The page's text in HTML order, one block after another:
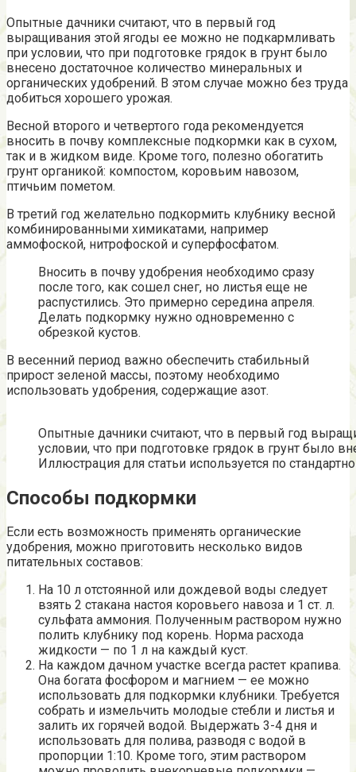
Опытные дачники считают, что в первый год
выращивания этой ягоды ее можно не подкармливать
при условии, что при подготовке грядок в грунт было
внесено достаточное количество минеральных и
органических удобрений. В этом случае можно без труда
добиться хорошего урожая.
Весной второго и четвертого года рекомендуется
вносить в почву комплексные подкормки как в сухом,
так и в жидком виде. Кроме того, полезно обогатить
грунт органикой: компостом, коровьим навозом,
птичьим пометом.
В третий год желательно подкормить клубнику весной
комбинированными химикатами, например
аммофоской, нитрофоской и суперфосфатом.
Вносить в почву удобрения необходимо сразу
после того, как сошел снег, но листья еще не
распустились. Это примерно середина апреля.
Делать подкормку нужно одновременно с
обрезкой кустов.
В весенний период важно обеспечить стабильный
прирост зеленой массы, поэтому необходимо
использовать удобрения, содержащие азот.
Опытные дачники считают, что в первый год
условии, что при подготовке грядок в грунт было
Иллюстрация для статьи используется по
Способы подкормки
Если есть возможность применять органические
удобрения, можно приготовить несколько видов
питательных составов:
На 10 л отстоянной или дождевой воды следует
взять 2 стакана настоя коровьего навоза и 1 ст. л.
сульфата аммония. Полученным раствором нужно
полить клубнику под корень. Норма расхода
жидкости — по 1 л на каждый куст.
На каждом дачном участке всегда растет крапива.
Она богата фосфором и магнием — ее можно
использовать для подкормки клубники. Требуется
собрать и измельчить молодые стебли и листья и
залить их горячей водой. Выдержать 3-4 дня и
использовать для полива, разводя с водой в
пропорции 1:10. Кроме того, этим раствором